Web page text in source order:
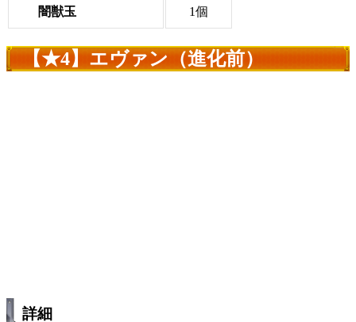
闇獣玉 1個
【★4】エヴァン（進化前）
詳細